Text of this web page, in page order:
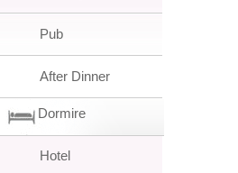
Pub
After Dinner
Dormire
Hotel